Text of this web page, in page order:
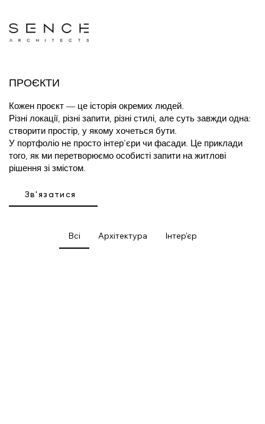
ПРОЄКТИ
Кожен проєкт — це історія окремих людей.
Різні локації, різні запити, різні стилі, але суть завжди одна:
створити простір, у якому хочеться бути.
У портфоліо не просто інтер'єри чи фасади. Це приклади
того, як ми перетворюємо особисті запити на житлові
рішення зі змістом.
Зв'язатися
Всі Архітектура Інтер'єр